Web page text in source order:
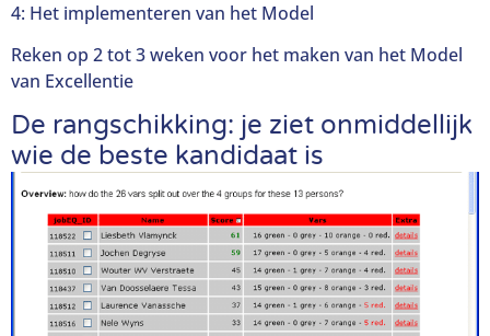
4: Het implementeren van het Model
Reken op 2 tot 3 weken voor het maken van het Model
van Excellentie
De rangschikking: je ziet onmiddellijk
wie de beste kandidaat is